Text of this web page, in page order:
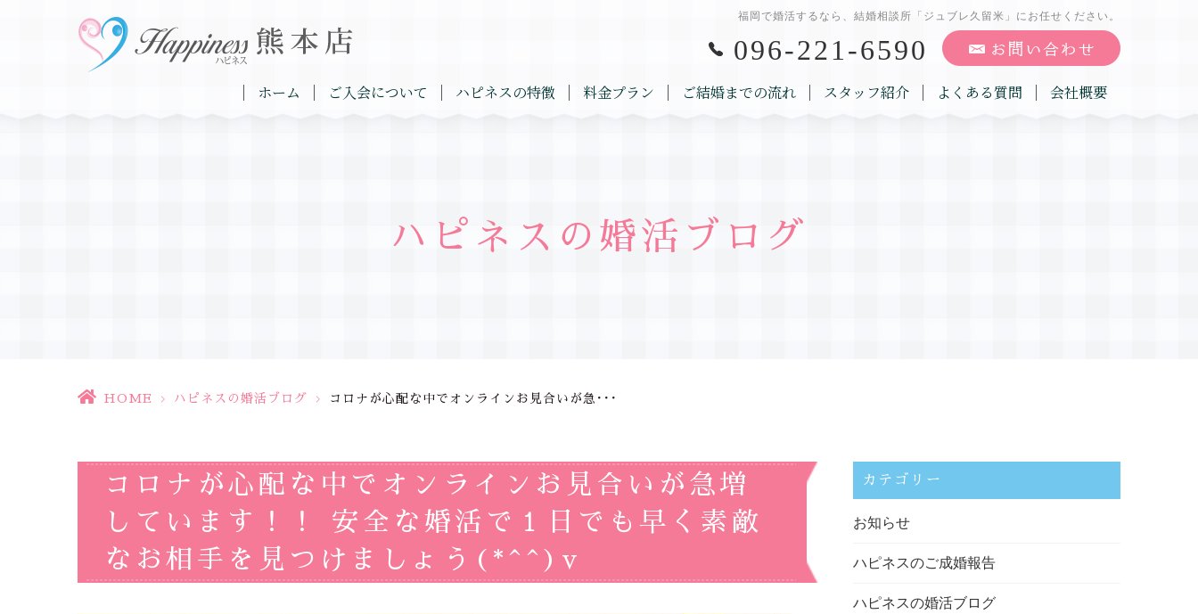
福岡で婚活するなら、結婚相談所「ジュブレ久留米」にお任せください。
096-221-6590
ホーム ご入会について ハピネスの特徴 料金プラン ご結婚までの流れ スタッフ紹介 よくある質問 会社概要
ハピネスの婚活ブログ
HOME > ハピネスの婚活ブログ > コロナが心配な中でオンラインお見合いが急･･･
コロナが心配な中でオンラインお見合いが急増
しています！！ 安全な婚活で１日でも早く素敵
なお相手を見つけましょう(*^^)v
カテゴリー
お知らせ
ハピネスのご成婚報告
ハピネスの婚活ブログ